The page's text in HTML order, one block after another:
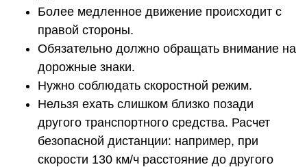
Более медленное движение происходит с
правой стороны.
Обязательно должно обращать внимание на
дорожные знаки.
Нужно соблюдать скоростной режим.
Нельзя ехать слишком близко позади
другого транспортного средства. Расчет
безопасной дистанции: например, при
скорости 130 км/ч расстояние до другого